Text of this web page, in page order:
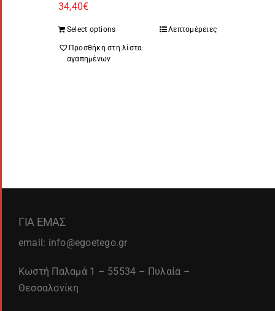
34,40€
Select options Λεπτομέρειες
Προσθήκη στη λίστα
αγαπημένων
ΓΙΑ ΕΜΑΣ
email: info@egoetego.gr
Κωστή Παλαμά 1 – 55534 – Πυλαία –
Θεσσαλονίκη